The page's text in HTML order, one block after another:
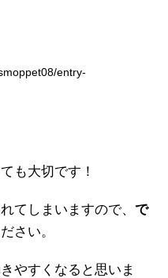
entry-
も大切です！
てしまいますので、 で
さい。
やすくなると思いま